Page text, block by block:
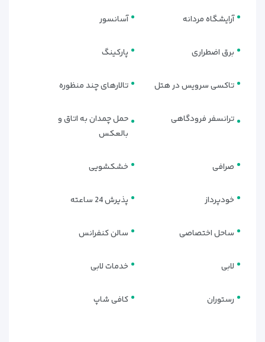
آرایشگاه مردانه آسانسور
برق اضطراری پارکینگ
تاکسی سرویس در هتل تالارهای چند منظوره
ترانسفر فرودگاهی
حمل چمدان به اتاق و
بالعکس
صرافی خشکشویی
خودپرداز پذیرش 24 ساعته
ساحل اختصاصی سالن کنفرانس
لابی خدمات لابی
رستوران کافی شاپ